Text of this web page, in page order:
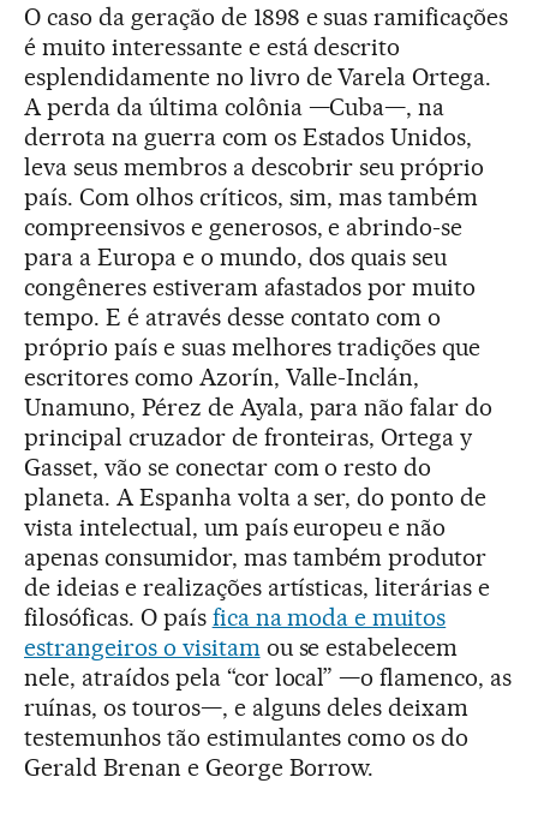
O caso da geração de 1898 e suas ramificações
é muito interessante e está descrito
esplendidamente no livro de Varela Ortega.
A perda da última colônia —Cuba—, na
derrota na guerra com os Estados Unidos,
leva seus membros a descobrir seu próprio
país. Com olhos críticos, sim, mas também
compreensivos e generosos, e abrindo-se
para a Europa e o mundo, dos quais seu
congêneres estiveram afastados por muito
tempo. E é através desse contato com o
próprio país e suas melhores tradições que
escritores como Azorín, Valle-Inclán,
Unamuno, Pérez de Ayala, para não falar do
principal cruzador de fronteiras, Ortega y
Gasset, vão se conectar com o resto do
planeta. A Espanha volta a ser, do ponto de
vista intelectual, um país europeu e não
apenas consumidor, mas também produtor
de ideias e realizações artísticas, literárias e
filosóficas. O país fica na moda e muitos
estrangeiros o visitamou se estabelecem
nele, atraídos pela “cor local” —o flamenco, as
ruínas, os touros—, e alguns deles deixam
testemunhos tão estimulantes como os do
Gerald Brenan e George Borrow.